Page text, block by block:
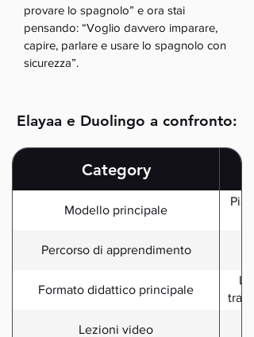
provare lo spagnolo” e ora stai
pensando: “Voglio davvero imparare,
capire, parlare e usare lo spagnolo con
sicurezza”.
Elayaa e Duolingo a confronto:
Category
Modello principale
Percorso di apprendimento
Formato didattico principale
Lezioni video